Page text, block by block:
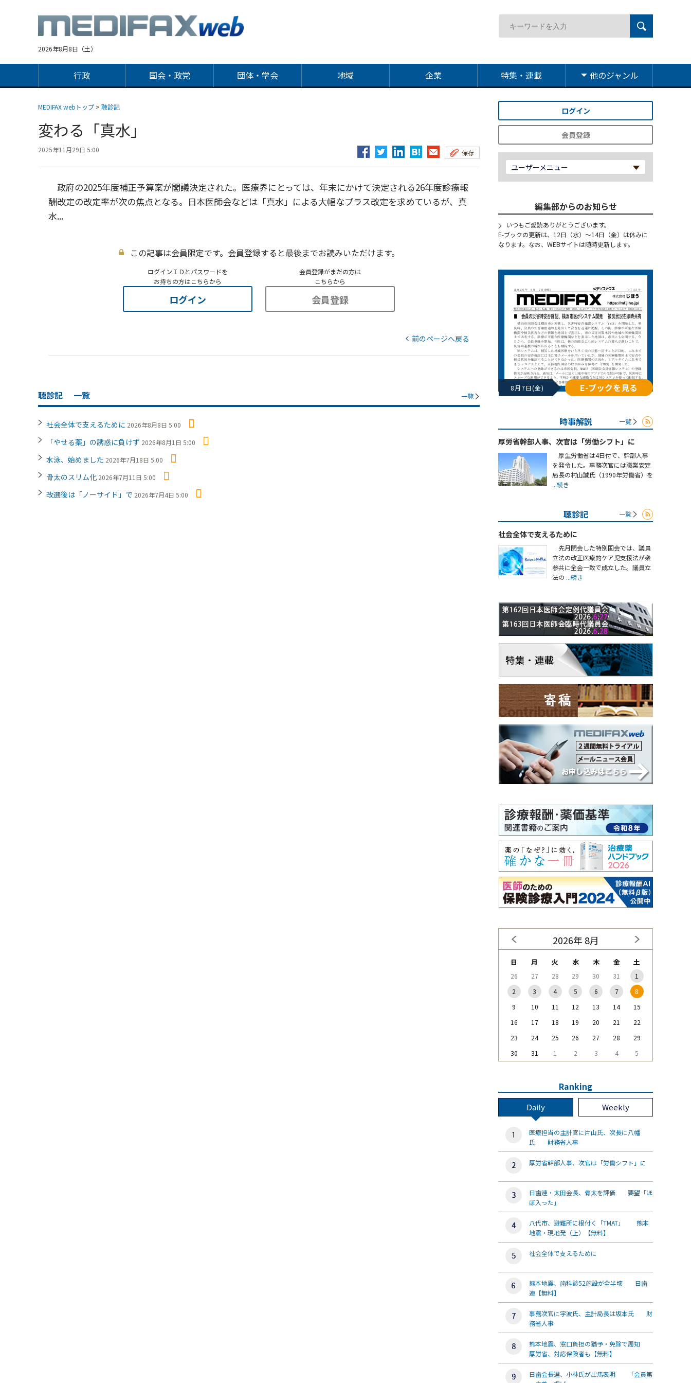
2026年8月8日（土）
行政 国会・政党 団体・学会 地域 企業 特集・連載 他のジャンル
MEDIFAX webトップ > 聴診記
変わる「真水」
2025年11月29日 5:00 保存
政府の2025年度補正予算案が閣議決定された。医療界にとっては、年末にかけて決定される26年度診療報
酬改定の改定率が次の焦点となる。日本医師会などは「真水」による大幅なプラス改定を求めているが、真
水...
この記事は会員限定です。会員登録すると最後までお読みいただけます。
ログインＩＤとパスワードを
お持ちの方はこちらから
ログイン
会員登録がまだの方は
こちらから
会員登録
前のページへ戻る
聴診記 一覧 一覧
社会全体で支えるために 2026年8月8日 5:00
「やせる薬」の誘惑に負けず 2026年8月1日 5:00
水泳、始めました 2026年7月18日 5:00
骨太のスリム化 2026年7月11日 5:00
改選後は「ノーサイド」で 2026年7月4日 5:00
ログイン
会員登録
ユーザーメニュー
編集部からのお知らせ
いつもご愛読ありがとうございます。
E-ブックの更新は、12日（水）～14日（金）は休みに
なります。なお、WEBサイトは随時更新します。
8月7日(金) E-ブックを見る
時事解説 一覧
厚労省幹部人事、次官は「労働シフト」に
厚生労働省は4日付で、幹部人事
を発令した。事務次官には職業安定
局長の村山誠氏（1990年労働省）を
...続き
聴診記 一覧
社会全体で支えるために
先月閉会した特別国会では、議員
立法の改正医療的ケア児支援法が衆
参共に全会一致で成立した。議員立
法の ...続き
2026年 8月
日 月 火 水 木 金 土
26 27 28 29 30 31
1
2
3 4 5 6 7
8
9
10 11 12 13 14
15
16
17 18 19 20 21
22
23
24 25 26 27 28
29
30
31 1 2 3 4 5
Ranking
Daily Weekly
医療担当の主計官に片山氏、次長に八幡
氏 財務省人事
厚労省幹部人事、次官は「労働シフト」に
日歯連・太田会長、骨太を評価 要望「ほ
ぼ入った」
八代市、避難所に根付く「TMAT」 熊本
地震・現地発（上）【無料】
社会全体で支えるために
熊本地震、歯科診52施設が全半壊 日歯
連【無料】
事務次官に宇波氏、主計局長は坂本氏 財
務省人事
熊本地震、窓口負担の猶予・免除で周知
厚労省、対応保険者も【無料】
日歯会長選、小林氏が出馬表明 「会員第